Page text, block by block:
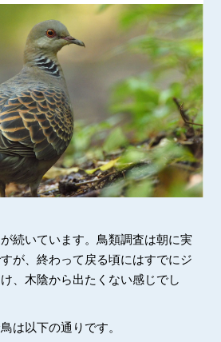
続いています。鳥類調査は朝に実
が、終わって戻る頃にはすでにジ
、木陰から出たくない感じでし
は以下の通りです。